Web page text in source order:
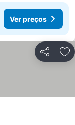
Ver preços
Partilhar